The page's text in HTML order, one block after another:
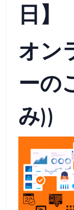
日】
オン
ーの
み))